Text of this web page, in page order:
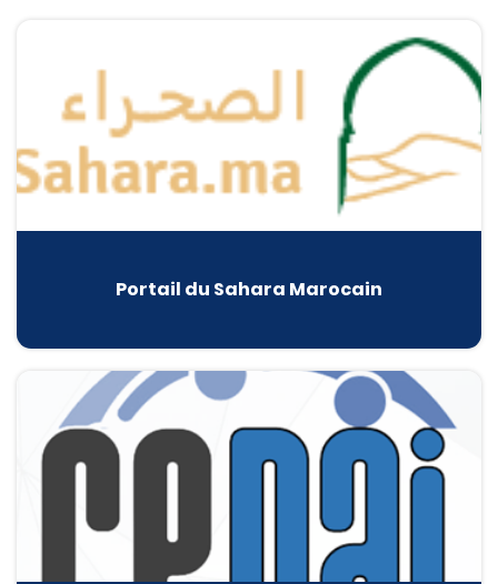
Portail du Sahara Marocain